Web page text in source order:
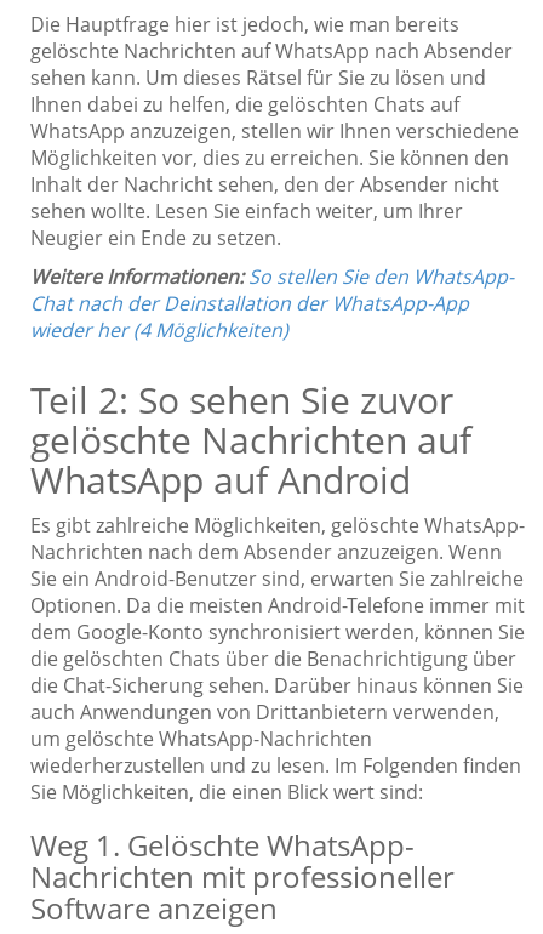
Die Hauptfrage hier ist jedoch, wie man bereits
gelöschte Nachrichten auf WhatsApp nach Absender
sehen kann. Um dieses Rätsel für Sie zu lösen und
Ihnen dabei zu helfen, die gelöschten Chats auf
WhatsApp anzuzeigen, stellen wir Ihnen verschiedene
Möglichkeiten vor, dies zu erreichen. Sie können den
Inhalt der Nachricht sehen, den der Absender nicht
sehen wollte. Lesen Sie einfach weiter, um Ihrer
Neugier ein Ende zu setzen.
Weitere Informationen: So stellen Sie den WhatsApp-
Chat nach der Deinstallation der WhatsApp-App
wieder her (4 Möglichkeiten)
Teil 2: So sehen Sie zuvor
gelöschte Nachrichten auf
WhatsApp auf Android
Es gibt zahlreiche Möglichkeiten, gelöschte WhatsApp-
Nachrichten nach dem Absender anzuzeigen. Wenn
Sie ein Android-Benutzer sind, erwarten Sie zahlreiche
Optionen. Da die meisten Android-Telefone immer mit
dem Google-Konto synchronisiert werden, können Sie
die gelöschten Chats über die Benachrichtigung über
die Chat-Sicherung sehen. Darüber hinaus können Sie
auch Anwendungen von Drittanbietern verwenden,
um gelöschte WhatsApp-Nachrichten
wiederherzustellen und zu lesen. Im Folgenden finden
Sie Möglichkeiten, die einen Blick wert sind:
Weg 1. Gelöschte WhatsApp-
Nachrichten mit professioneller
Software anzeigen